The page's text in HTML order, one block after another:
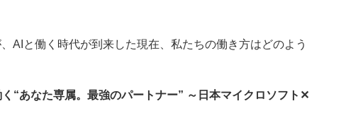
AIと働く時代が到来した現在、私たちの働き方はどのよう
“あなた専属。最強のパートナー” ～日本マイクロソフト✕